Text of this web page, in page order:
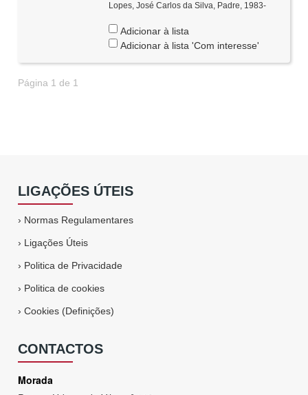
Lopes, José Carlos da Silva, Padre, 1983-
Adicionar à lista
Adicionar à lista 'Com interesse'
Página 1 de 1
LIGAÇÕES ÚTEIS
› Normas Regulamentares
› Ligações Úteis
› Politica de Privacidade
› Politica de cookies
›Cookies (Definições)
CONTACTOS
Morada